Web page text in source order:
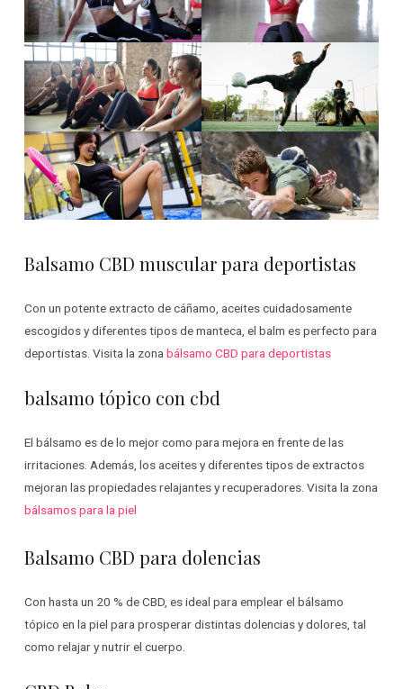
Balsamo CBD muscular para deportistas
Con un potente extracto de cáñamo, aceites cuidadosamente
escogidos y diferentes tipos de manteca, el balm es perfecto para
deportistas. Visita la zonabálsamo CBD para deportistas
balsamo tópico con cbd
El bálsamo es de lo mejor como para mejora en frente de las
irritaciones. Además, los aceites y diferentes tipos de extractos
mejoran las propiedades relajantes y recuperadores. Visita la zona
bálsamos para la piel
Balsamo CBD para dolencias
Con hasta un 20 % de CBD, es ideal para emplear el bálsamo
tópico en la piel para prosperar distintas dolencias y dolores, tal
como relajar y nutrir el cuerpo.